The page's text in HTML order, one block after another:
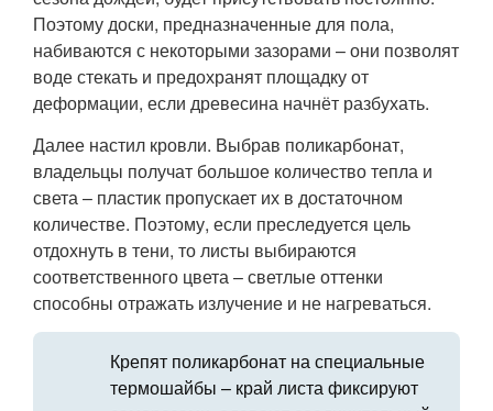
Поэтому доски, предназначенные для пола,
набиваются с некоторыми зазорами – они позволят
воде стекать и предохранят площадку от
деформации, если древесина начнёт разбухать.
Далее настил кровли. Выбрав поликарбонат,
владельцы получат большое количество тепла и
света – пластик пропускает их в достаточном
количестве. Поэтому, если преследуется цель
отдохнуть в тени, то листы выбираются
соответственного цвета – светлые оттенки
способны отражать излучение и не нагреваться.
Крепят поликарбонат на специальные
термошайбы – край листа фиксируют